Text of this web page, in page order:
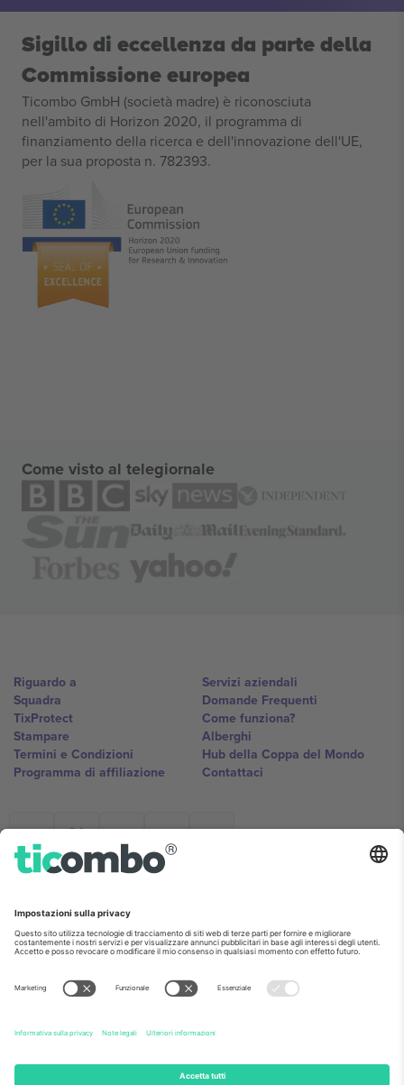
Sigillo di eccellenza da parte della
Commissione europea
Ticombo GmbH (società madre) è riconosciuta
nell'ambito di Horizon 2020, il programma di
finanziamento della ricerca e dell'innovazione dell'UE,
per la sua proposta n. 782393.
Come visto al telegiornale
Riguardo a
Squadra
TixProtect
Stampare
Termini e Condizioni
Programma di affiliazione
Servizi aziendali
Domande Frequenti
Come funziona?
Alberghi
Hub della Coppa del Mondo
Contattaci
Ticombo Italia
Mimi Balkanska 132, 1540, Sofia,
base alla località, all'evento e/o al dominio. Per i dettagli controlla la
pagina specifica dell'evento, l'impronta e i termini.,